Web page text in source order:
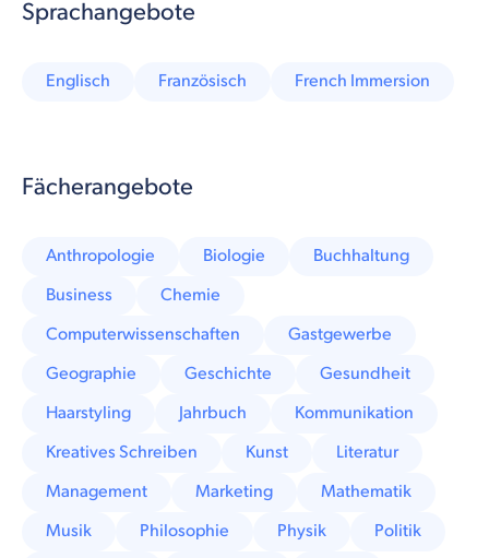
Sprachangebote
Englisch Französisch French Immersion
Fächerangebote
Anthropologie Biologie
Buchhaltung
Business
Chemie
Computerwissenschaften
Gastgewerbe
Geographie
Geschichte
Gesundheit
Haarstyling
Jahrbuch
Kommunikation
Kreatives Schreiben
Kunst
Literatur
Management
Marketing
Mathematik
Musik
Philosophie Physik
Politik